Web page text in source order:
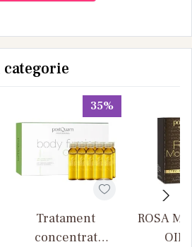
35%
Tratament
concentrat
ROSA
OIL